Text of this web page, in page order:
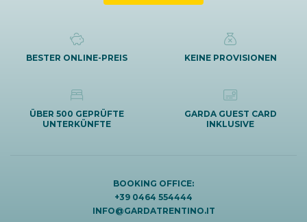
BESTER ONLINE-PREIS KEINE PROVISIONEN
ÜBER 500 GEPRÜFTE
UNTERKÜNFTE
GARDA GUEST CARD
INKLUSIVE
BOOKING OFFICE:
+39 0464 554444
INFO@GARDATRENTINO.IT